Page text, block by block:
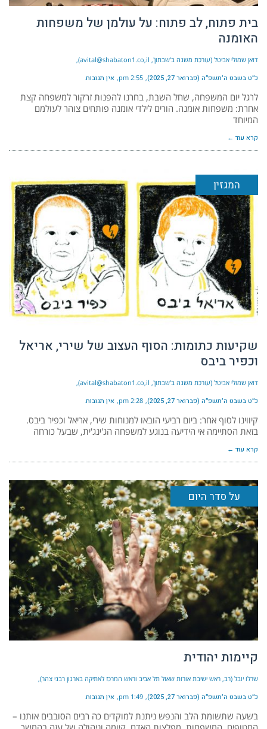
בית פתוח, לב פתוח: על עולמן של משפחות
האומנה
דואן שמולי אביטל (עורכת משנה ב'שבתון', avital@shabaton1.co,il)
כ״ט בשבט ה׳תשפ״ה (פברואר 27, 2025) 2:55 pm אין תגובות
לרגל יום המשפחה, שחל השבת, בחרנו להפנות זרקור למשפחה קצת
אחרת: משפחות אומנה. הורים לילדי אומנה פותחים צוהר לעולמם
המיוחד
קרא עוד ←
המגזין
שקיעות כתומות: הסוף העצוב של שירי, אריאל
וכפיר ביבס
דואן שמולי אביטל (עורכת משנה ב'שבתון', avital@shabaton1.co,il)
כ״ט בשבט ה׳תשפ״ה (פברואר 27, 2025) 2:28 pm אין תגובות
קיווינו לסוף אחר: ביום רביעי הובאו למנוחות שירי, אריאל וכפיר ביבס.
בזאת הסתיימה אי הידיעה בנוגע למשפחה הג'ינג'ית, שבעל כורחה
קרא עוד ←
על סדר היום
קיימות יהודית
שרלו יובל (רב, ראש ישיבת אורות שאול תל אביב וראש המרכז לאתיקה בארגון רבני צהר)
כ״ט בשבט ה׳תשפ״ה (פברואר 27, 2025) 1:49 pm אין תגובות
בשעה שתשומת הלב והנפש ניתנת למוקדים כה רבים הסובבים אותנו –